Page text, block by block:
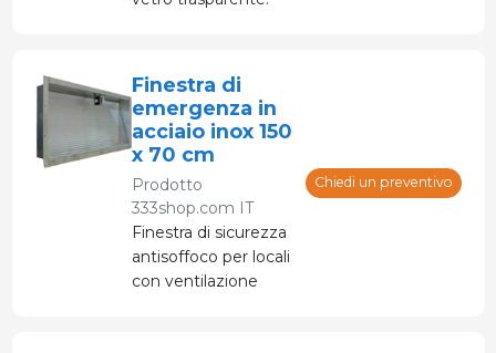
Finestra di
emergenza in
acciaio inox 150
x 70 cm
Prodotto
333shop.com IT
Finestra di sicurezza
antisoffoco per locali
con ventilazione
Chiedi un preventivo